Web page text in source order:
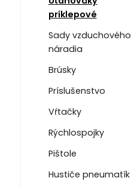
príklepové
Sady vzduchového
náradia
Brúsky
Príslušenstvo
Vŕtačky
Rýchlospojky
Pištole
Hustiče pneumatík